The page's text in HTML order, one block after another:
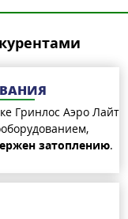
Гринлос Аэро Лайт
затоплению.